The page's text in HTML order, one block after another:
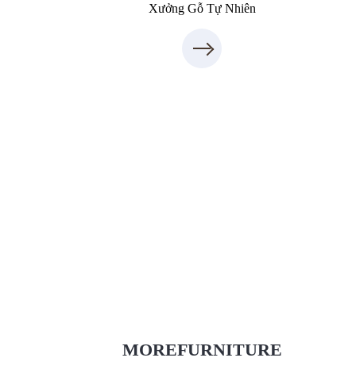
Xưởng Gỗ Tự Nhiên
MOREFURNITURE